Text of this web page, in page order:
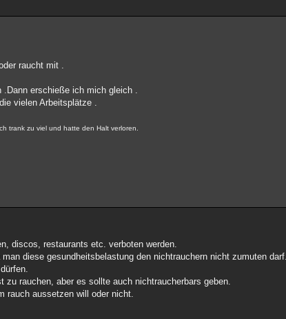
raucht mit .
.Dann erschieße ich mich gleich .
vielen Arbeitsplätze .
trank zu viel und hatte den Halt verloren.
discos, restaurants etc. verboten werden.
diese gesundheitsbelastung den nichtrauchern nicht zumuten darf.
rauchen, aber es sollte auch nichtraucherbars geben.
rauch aussetzen will oder nicht.